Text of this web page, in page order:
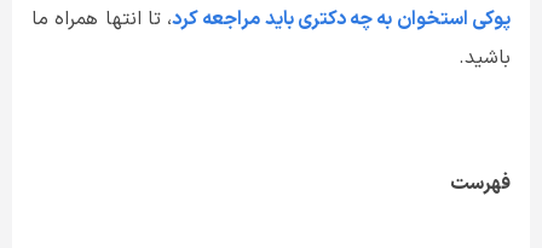
پوکی استخوان به چه دکتری باید مراجعه کرد، تا انتها همراه ما
باشید.
فهرست